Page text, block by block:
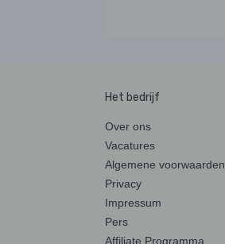
Het bedrijf
Over ons
Vacatures
Algemene voorwaarden
Privacy
Impressum
Pers
Affiliate Programma